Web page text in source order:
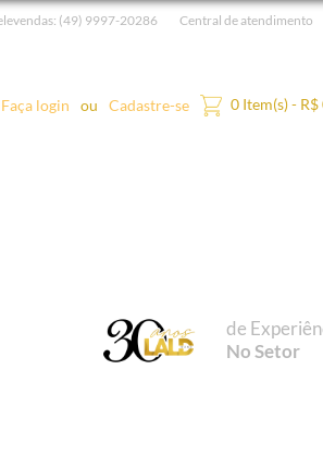
(49) 9997-20286 Central de atendimento
Faça login ou Cadastre-se 0 Item(s) - R$
de
No Setor